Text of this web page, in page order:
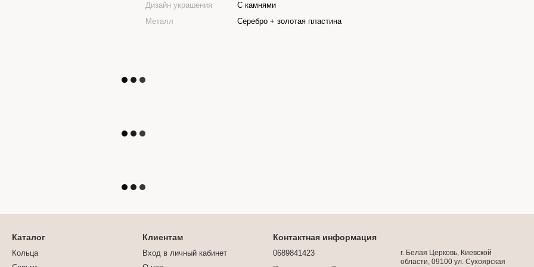
Дизайн украшения
С камнями
Металл
Серебро + золотая пластина
Каталог
Кольца
Клиентам
Вход в личный кабинет
Контактная информация
0689841423
г. Белая Церковь, Киевской
области, 09100 ул. Сухоярская